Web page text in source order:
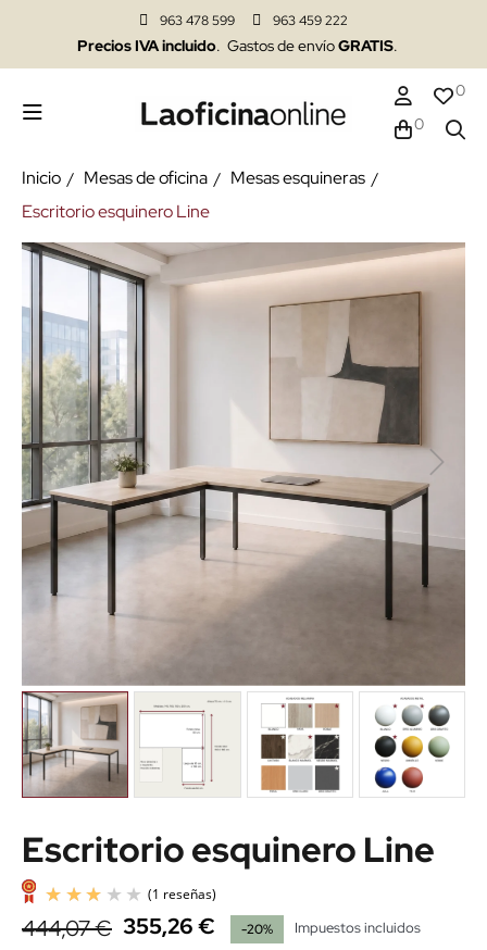
963 478 599 963 459 222
Precios IVA incluido. Gastos de envíoGRATIS.
0
0
Inicio Mesas de oficina
Mesas esquineras
Escritorio esquinero Line
Escritorio esquinero Line
444,07 € 355,26 € -20% Impuestos incluidos